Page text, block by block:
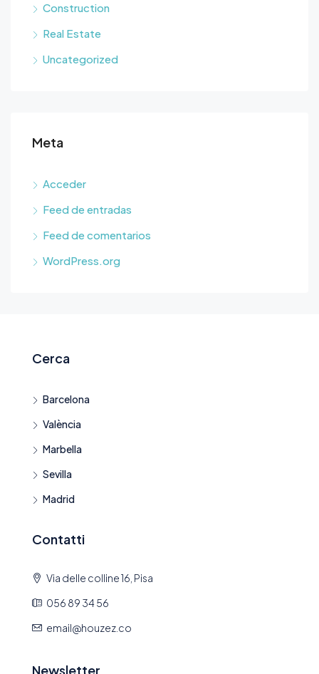
Construction
Real Estate
Uncategorized
Meta
Acceder
Feed de entradas
Feed de comentarios
WordPress.org
Cerca
Barcelona
València
Marbella
Sevilla
Madrid
Contatti
Via delle colline 16, Pisa
056 89 34 56
email@houzez.co
Newsletter